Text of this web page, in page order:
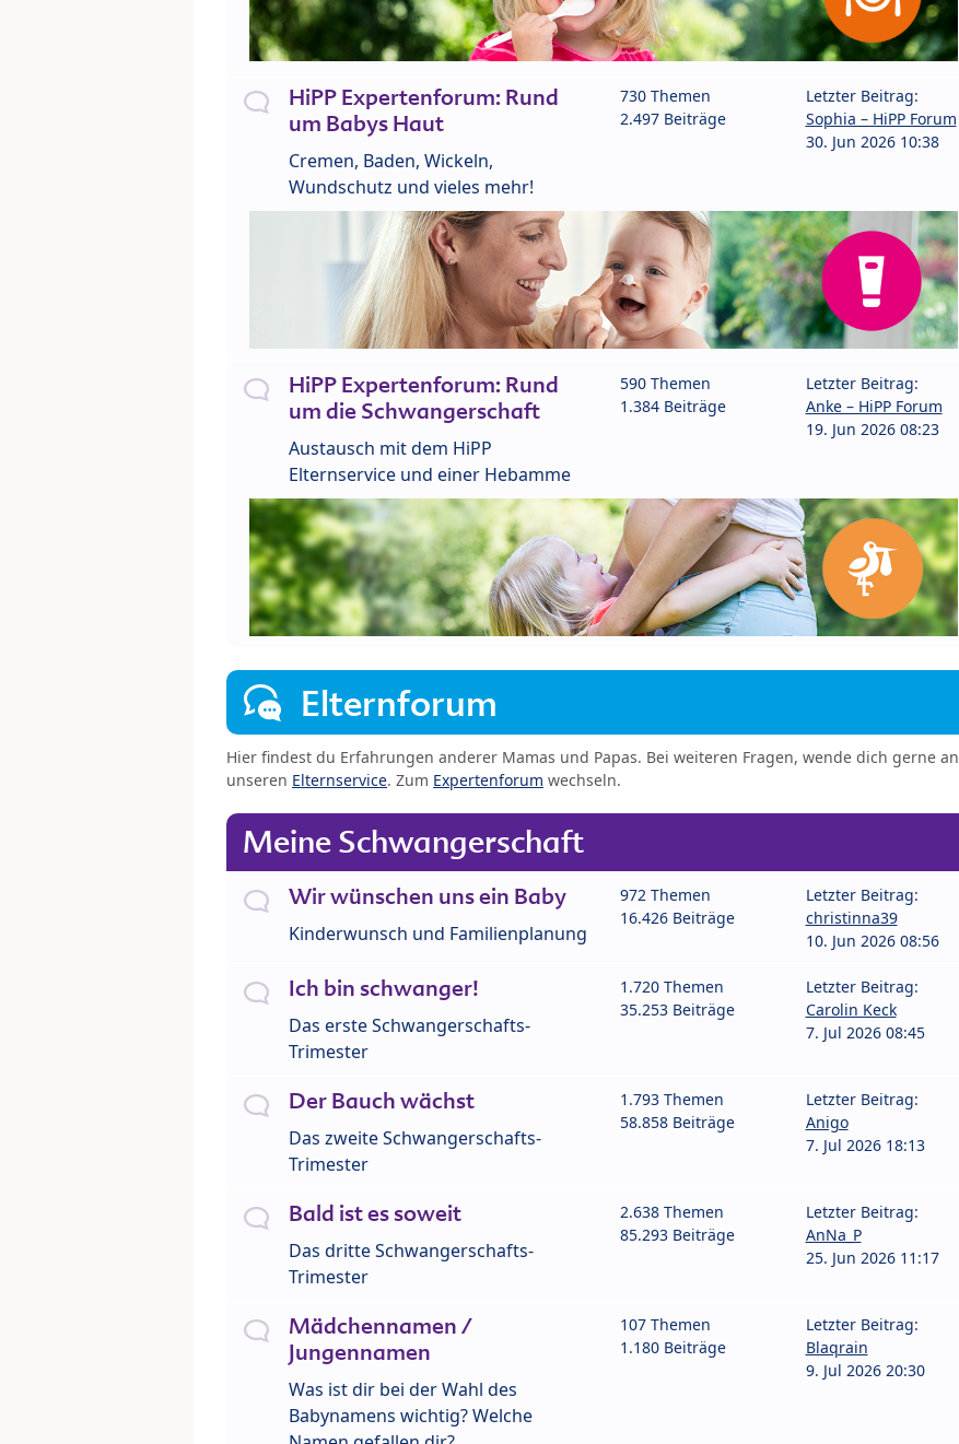
HiPP Expertenforum: Rund
um Babys Haut
Cremen, Baden, Wickeln,
Wundschutz und vieles mehr!
730 Themen
2.497 Beiträge
Letzter Beitrag:
Sophia – HiPP Forum
30. Jun 2026 10:38
HiPP Expertenforum: Rund
um die Schwangerschaft
Austausch mit dem HiPP
Elternservice und einer Hebamme
590 Themen
1.384 Beiträge
Letzter Beitrag:
Anke – HiPP Forum
19. Jun 2026 08:23
Elternforum
Hier findest du Erfahrungen anderer Mamas und Papas. Bei weiteren Fragen, wende dich gerne an
unseren Elternservice. Zum Expertenforum wechseln.
Meine Schwangerschaft
Wir wünschen uns ein Baby
Kinderwunsch und Familienplanung
972 Themen
16.426 Beiträge
Letzter Beitrag:
christinna39
10. Jun 2026 08:56
Ich bin schwanger!
Das erste Schwangerschafts-
Trimester
1.720 Themen
35.253 Beiträge
Letzter Beitrag:
Carolin Keck
7. Jul 2026 08:45
Der Bauch wächst
Das zweite Schwangerschafts-
Trimester
1.793 Themen
58.858 Beiträge
Letzter Beitrag:
Anigo
7. Jul 2026 18:13
Bald ist es soweit
Das dritte Schwangerschafts-
Trimester
2.638 Themen
85.293 Beiträge
Letzter Beitrag:
AnNa_P
25. Jun 2026 11:17
Mädchennamen /
Jungennamen
Was ist dir bei der Wahl des
Babynamens wichtig? Welche
107 Themen
1.180 Beiträge
Letzter Beitrag:
Blaqrain
9. Jul 2026 20:30